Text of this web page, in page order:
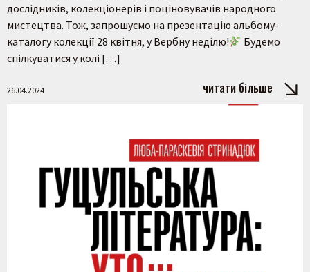
дослідників, колекціонерів і поціновувачів народного
мистецтва. Тож, запрошуємо на презентацію альбому-
каталогу колекції 28 квітня, у Вербну неділю!
Будемо
спілкуватися у колі […]
26.04.2024 читати більше